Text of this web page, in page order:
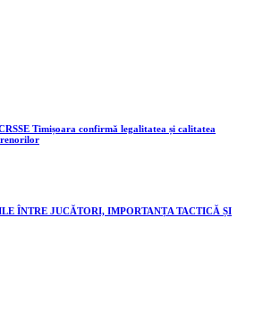
Timișoara confirmă legalitatea și calitatea
ÎNTRE JUCĂTORI, IMPORTANȚA TACTICĂ ȘI